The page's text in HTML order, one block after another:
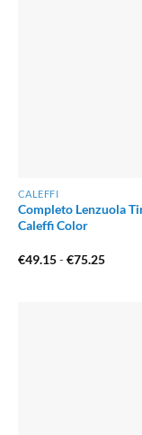
CALEFFI
Completo Lenzuola
Caleffi Color
€49.15-€75.25Fascia